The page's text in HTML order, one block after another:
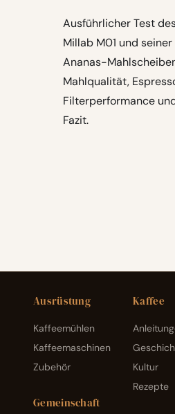
Ausführlicher Test
Millab M01 und
Ananas-
Mahlqualität,
Filterperformance
Fazit.
Ausrüstung
Kaffeemühlen
Kaffeemaschinen
Zubehör
Kaffee
Kultur
Rezepte
Gemeinschaft